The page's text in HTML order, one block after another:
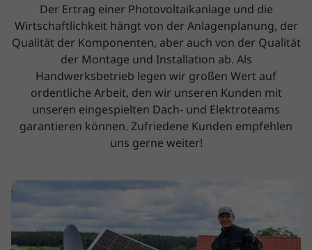
Der Ertrag einer Photovoltaikanlage und die
Wirtschaftlichkeit hängt von der Anlagenplanung, der
Qualität der Komponenten, aber auch von der Qualität
der Montage und Installation ab. Als
Handwerksbetrieb legen wir großen Wert auf
ordentliche Arbeit, den wir unseren Kunden mit
unseren eingespielten Dach- und Elektroteams
garantieren können. Zufriedene Kunden empfehlen
uns gerne weiter!